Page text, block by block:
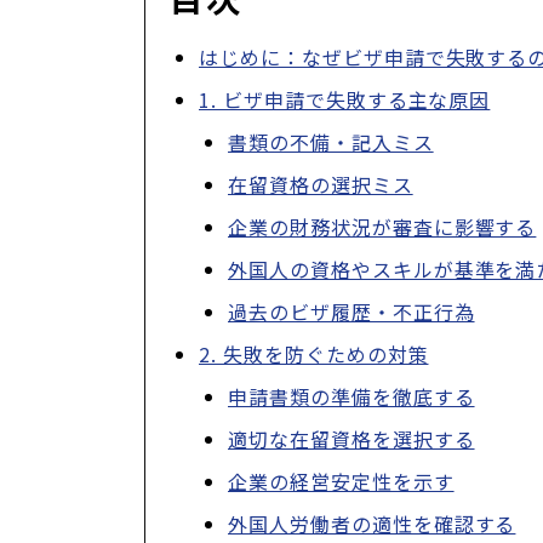
はじめに：なぜビザ申請で失敗する
1. ビザ申請で失敗する主な原因
書類の不備・記入ミス
在留資格の選択ミス
企業の財務状況が審査に影響する
外国人の資格やスキルが基準を満
過去のビザ履歴・不正行為
2. 失敗を防ぐための対策
申請書類の準備を徹底する
適切な在留資格を選択する
企業の経営安定性を示す
外国人労働者の適性を確認する